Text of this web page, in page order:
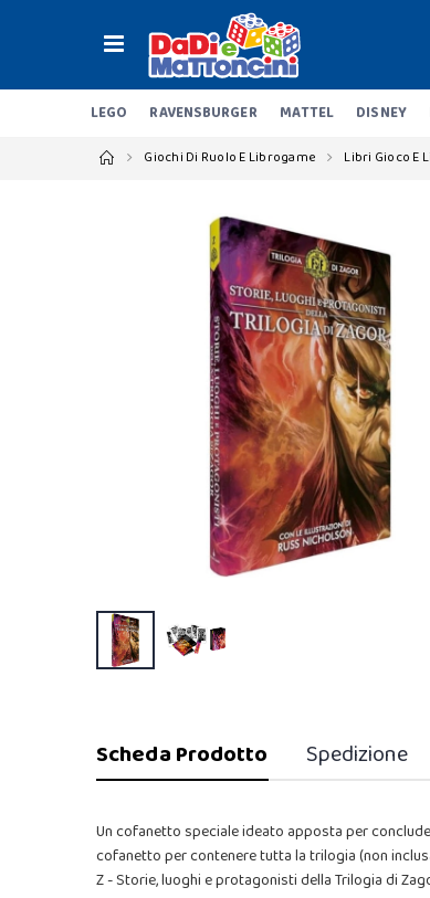
LEGO RAVENSBURGER MATTEL DISNEY
Giochi Di Ruolo E Librogame Libri Gioco E
Scheda Prodotto Spedizione
Un cofanetto speciale ideato apposta per
cofanetto per contenere tutta la trilogia (non
Z - Storie, luoghi e protagonisti della Trilogia di